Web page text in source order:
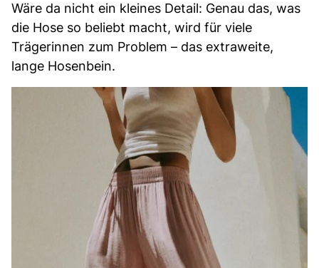
Wäre da nicht ein kleines Detail: Genau das, was
die Hose so beliebt macht, wird für viele
Trägerinnen zum Problem – das extraweite,
lange Hosenbein.